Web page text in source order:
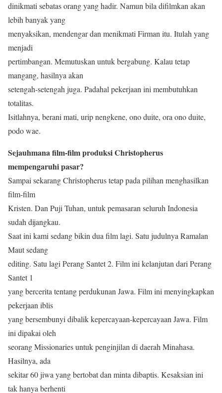
dinikmati sebatas orang yang hadir. Namun bila difilmkan akan
lebih banyak yang
menyaksikan, mendengar dan menikmati Firman itu. Itulah yang
menjadi
pertimbangan. Memutuskan untuk bergabung. Kalau tetap
mangang, hasilnya akan
setengah-setengah juga. Padahal pekerjaan ini membutuhkan
totalitas.
Isitlahnya, berani mati, urip nengkene, ono duite, ora ono duite,
podo wae.
Sejauhmana film-film produksi Christopherus
mempengaruhi pasar?
Sampai sekarang Christopherus tetap pada pilihan menghasilkan
film-film
Kristen. Dan Puji Tuhan, untuk pemasaran seluruh Indonesia
sudah dijangkau.
Saat ini kami sedang bikin dua film lagi. Satu judulnya Ramalan
Maut sedang
editing. Satu lagi Perang Santet 2. Film ini kelanjutan dari Perang
Santet 1
yang bercerita tentang perdukunan Jawa. Film ini menyingkapkan
pekerjaan iblis
yang bersembunyi dibalik kepercayaan-kepercayaan Jawa. Film
ini dipakai oleh
seorang Missionaries untuk penginjilan di daerah Minahasa.
Hasilnya, ada
sekitar 60 jiwa yang bertobat dan minta dibaptis. Kesaksian ini
tak hanya berhenti